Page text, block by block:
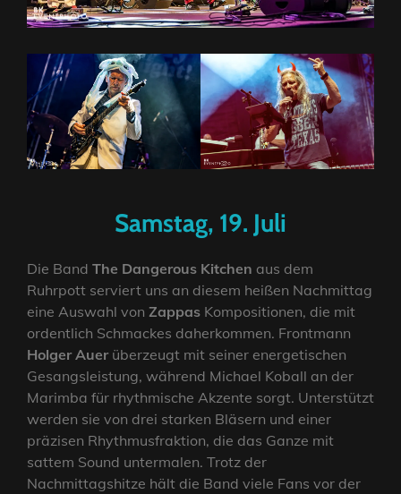
Samstag, 19. Juli
Die Band The Dangerous Kitchen aus dem
Ruhrpott serviert uns an diesem heißen Nachmittag
eine Auswahl von Zappas Kompositionen, die mit
ordentlich Schmackes daherkommen. Frontmann
Holger Auerüberzeugt mit seiner energetischen
Gesangsleistung, während Michael Koball an der
Marimba für rhythmische Akzente sorgt. Unterstützt
werden sie von drei starken Bläsern und einer
präzisen Rhythmusfraktion, die das Ganze mit
sattem Sound untermalen. Trotz der
Nachmittagshitze hält die Band viele Fans vor der